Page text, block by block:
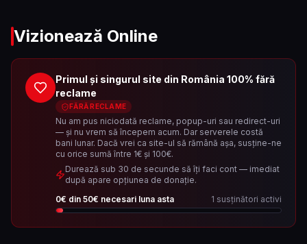
Vizionează Online
Primul și singurul site din România 100% fără
reclame
FĂRĂ RECLAME
Nu am pus niciodată reclame, popup-uri sau redirect-uri
— și nu vrem să începem acum. Dar serverele costă
bani lunar. Dacă vrei ca site-ul să rămână așa, susține-ne
cu orice sumă între 1€ și 100€.
Durează sub 30 de secunde să îți faci cont — imediat
după apare opțiunea de donație.
0€ din 50€ necesari luna asta 1 susținători activi